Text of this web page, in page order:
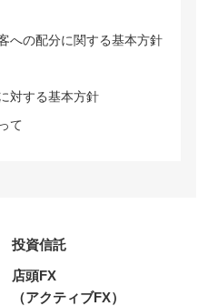
への配分に関する基本方針
対する基本方針
て
投資信託
店頭FX
（アクティブFX）